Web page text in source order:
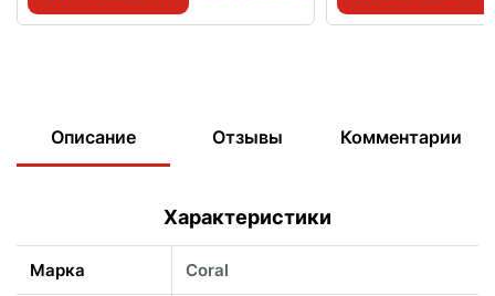
Описание Отзывы Комментарии
Характеристики
Марка Coral